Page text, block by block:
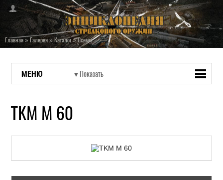
Главная»Галерея»Каталог»Схемы
МЕНЮ
TKM M 60